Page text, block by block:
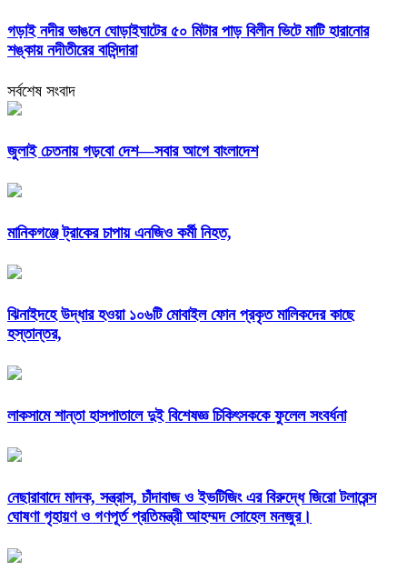
গড়াই নদীর ভাঙনে ঘোড়াইঘাটের ৫০ মিটার পাড় বিলীন ভিটে মাটি হারানোর
শঙ্কায় নদীতীরের বাসিন্দারা
সর্বশেষ সংবাদ
জুলাই চেতনায় গড়বো দেশ—সবার আগে বাংলাদেশ
মানিকগঞ্জে ট্রাকের চাপায় এনজিও কর্মী নিহত,
ঝিনাইদহে উদ্ধার হওয়া ১০৬টি মোবাইল ফোন প্রকৃত মালিকদের কাছে
হস্তান্তর,
লাকসামে শান্তা হাসপাতালে দুই বিশেষজ্ঞ চিকিৎসককে ফুলেল সংবর্ধনা
নেছারাবাদে মাদক, সন্ত্রাস, চাঁদাবাজ ও ইভটিজিং এর বিরুদ্ধে জিরো টলারেন্স
ঘোষণা গৃহায়ণ ও গণপূর্ত প্রতিমন্ত্রী আহম্মদ সোহেল মনজুর।